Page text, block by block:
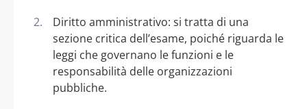
Diritto amministrativo: si tratta di una
sezione critica dell’esame, poiché riguarda le
leggi che governano le funzioni e le
responsabilità delle organizzazioni
pubbliche.